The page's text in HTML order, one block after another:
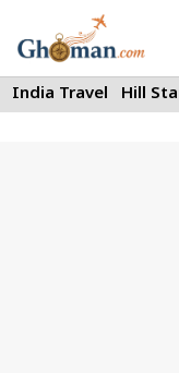
to
content
India Travel Hill